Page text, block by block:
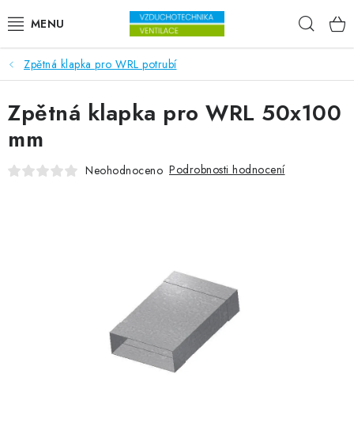
VENTILÁTORY
VZDUCHOTECHNIKA
REKUPERACE
ZVLHČOVAČE VZDUCHU PRŮMYSLOVÉ
Zpětná klapka pro WRL potrubí
Zpětná klapka pro WRL 50x100
mm
Neohodnoceno Podrobnosti hodnocení